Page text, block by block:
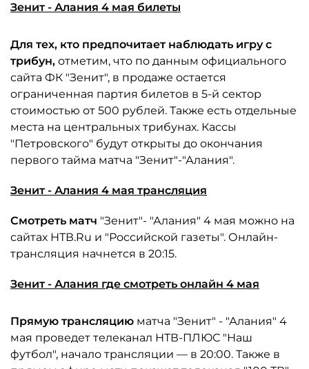
Зенит - Алания 4 мая билеты
Для тех, кто предпочитает наблюдать игру с
трибун, отметим, что по данным официального
сайта ФК "Зенит", в продаже остается
ограниченная партия билетов в 5-й сектор
стоимостью от 500 рублей. Также есть отдельные
места на центральных трибунах. Кассы
"Петровского" будут открыты до окончания
первого тайма матча "Зенит"-"Алания".
Зенит - Алания 4 мая трансляция
Смотреть матч "Зенит"- "Алания" 4 мая можно на
сайтах НТВ.Ru и "Российской газеты". Онлайн-
трансляция начнется в 20:15.
Зенит - Алания где смотреть онлайн 4 мая
Прямую трансляцию матча "Зенит" - "Алания" 4
мая проведет телеканал НТВ-ПЛЮС "Наш
футбол", начало трансляции — в 20:00. Также в